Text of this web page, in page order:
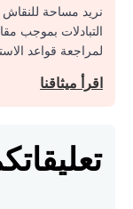
نريد مساحة
التبادلات بموجب
لمراجعة قواعد
اقرأ ميثاقنا